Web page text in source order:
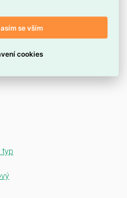
se vším
cookies